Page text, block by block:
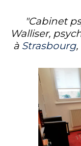
"Cabinet
Walliser,
à Strasbourg